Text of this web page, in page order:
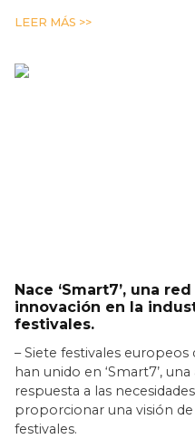
LEER MÁS >>
Nace ‘Smart7’, una
innovación en la
festivales.
– Siete festivales europeos
han unido en ‘Smart7’,
respuesta a las
proporcionar una visión
festivales.